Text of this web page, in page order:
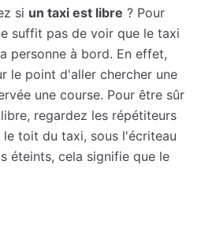
si un taxi est libre ? Pour
suffit pas de voir que le taxi
personne à bord. En effet,
le point d'aller chercher une
une course. Pour être sûr
regardez les répétiteurs
le toit du taxi, sous l'écriteau
éteints, cela signifie que le